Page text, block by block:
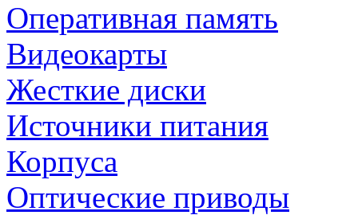
Оперативная память
Видеокарты
Жесткие диски
Источники питания
Корпуса
Оптические приводы